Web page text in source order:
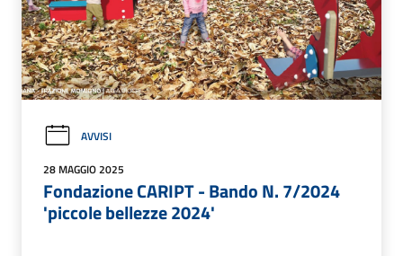
AVVISI
28 MAGGIO 2025
Fondazione CARIPT - Bando N. 7/2024
'piccole bellezze 2024'